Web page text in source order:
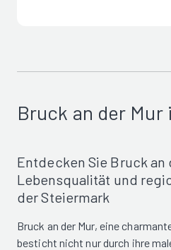
Bruck an der Mur
Entdecken Sie Bruck an
Lebensqualität und
der Steiermark
Bruck an der Mur, eine
besticht nicht nur durch ihre